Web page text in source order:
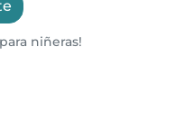
niñeras!